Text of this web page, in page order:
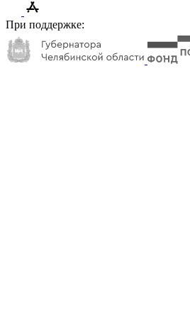
При поддержке: